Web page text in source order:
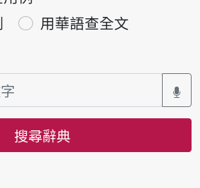
用華語查全文
搜尋辭典